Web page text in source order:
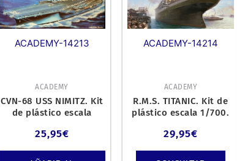
ACADEMY-14213
ACADEMY
CVN-68 USS NIMITZ. Kit
de plástico escala
25,95€
ACADEMY-14214
ACADEMY
R.M.S. TITANIC. Kit de
plástico escala 1/700.
29,95€